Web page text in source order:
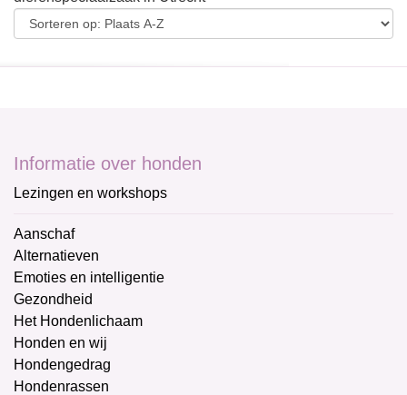
Informatie over honden
Lezingen en workshops
Aanschaf
Alternatieven
Emoties en intelligentie
Gezondheid
Het Hondenlichaam
Honden en wij
Hondengedrag
Hondenrassen